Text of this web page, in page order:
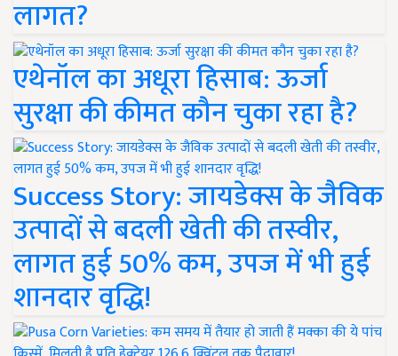
लागत?
एथेनॉल का अधूरा हिसाब: ऊर्जा
सुरक्षा की कीमत कौन चुका रहा है?
Success Story: जायडेक्स के जैविक
उत्पादों से बदली खेती की तस्वीर,
लागत हुई 50% कम, उपज में भी हुई
शानदार वृद्धि!